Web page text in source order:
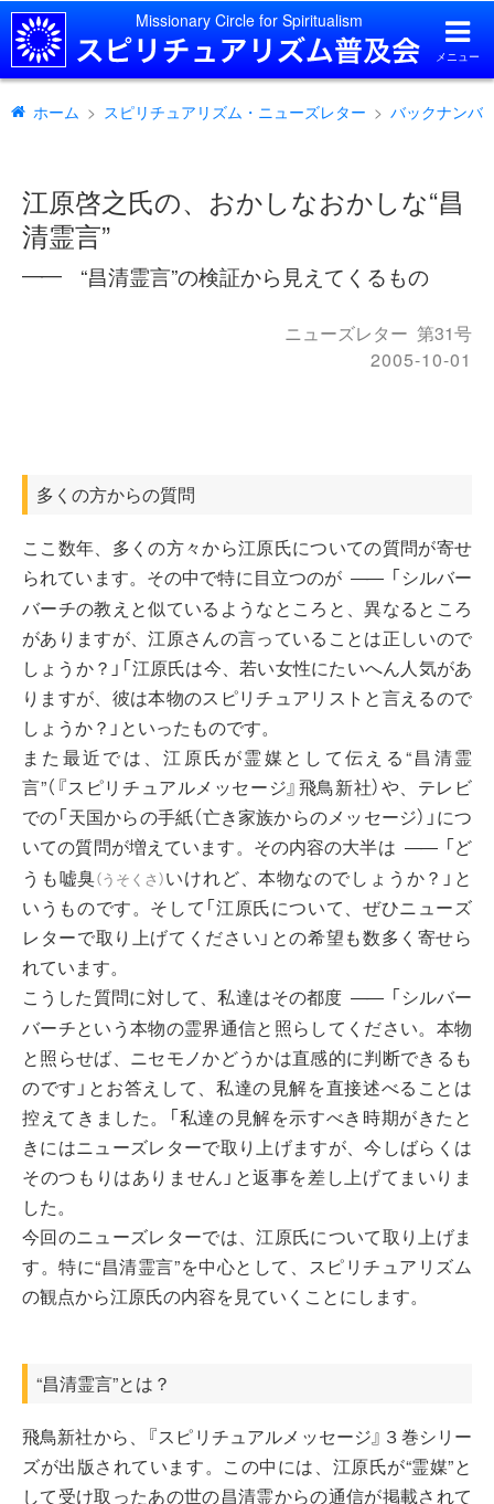
Missionary Circle for Spiritualism
メニュー
ホーム スピリチュアリズム・ニューズレター バックナンバ
江原啓之氏の、おかしなおかしな“昌
清霊言”
―― “昌清霊言”の検証から見えてくるもの
ニューズレター 第31号
2005-10-01
多くの方からの質問
ここ数年、多くの方々から江原氏についての質問が寄せ
られています。その中で特に目立つのが ――
「シルバー
バーチの教えと似ているようなところと、異なるところ
がありますが、江原さんの言っていることは正しいので
しょうか？」「江原氏は今、若い女性にたいへん人気があ
りますが、彼は本物のスピリチュアリストと言えるので
しょうか？」といったものです。
また最近では、江原氏が霊媒として伝える“昌清霊
言”（『スピリチュアルメッセージ』飛鳥新社）や、テレビ
での「天国からの手紙（亡き家族からのメッセージ）」につ
いての質問が増えています。その内容の大半は ――
「ど
うも嘘臭（うそくさ）いけれど、本物なのでしょうか？」と
いうものです。そして「江原氏について、ぜひニューズ
レターで取り上げてください」との希望も数多く寄せら
れています。
こうした質問に対して、私達はその都度 ――
「シルバー
バーチという本物の霊界通信と照らしてください。本物
と照らせば、ニセモノかどうかは直感的に判断できるも
のです」とお答えして、私達の見解を直接述べることは
控えてきました。「私達の見解を示すべき時期がきたと
きにはニューズレターで取り上げますが、今しばらくは
そのつもりはありません」と返事を差し上げてまいりま
した。
今回のニューズレターでは、江原氏について取り上げま
す。特に“昌清霊言”を中心として、スピリチュアリズム
の観点から江原氏の内容を見ていくことにします。
“昌清霊言”とは？
飛鳥新社から、『スピリチュアルメッセージ』３巻シリー
ズが出版されています。この中には、江原氏が“霊媒”と
して受け取ったあの世の昌清霊からの通信が掲載されて